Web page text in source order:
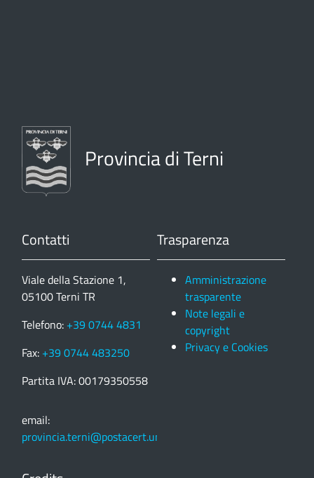
Provincia di Terni
Contatti
Viale della Stazione 1,
05100 Terni TR
Telefono: +39 0744 4831
Fax: +39 0744 483250
Partita IVA: 00179350558
email:
provincia.terni@postacert.umbria.it
Trasparenza
Amministrazione
trasparente
Note legali e
copyright
Privacy e Cookies